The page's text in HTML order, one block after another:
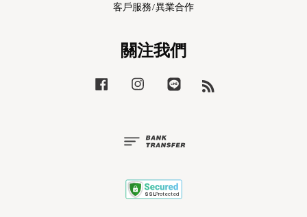
客戶服務/異業合作
關注我們
Facebook Instagram